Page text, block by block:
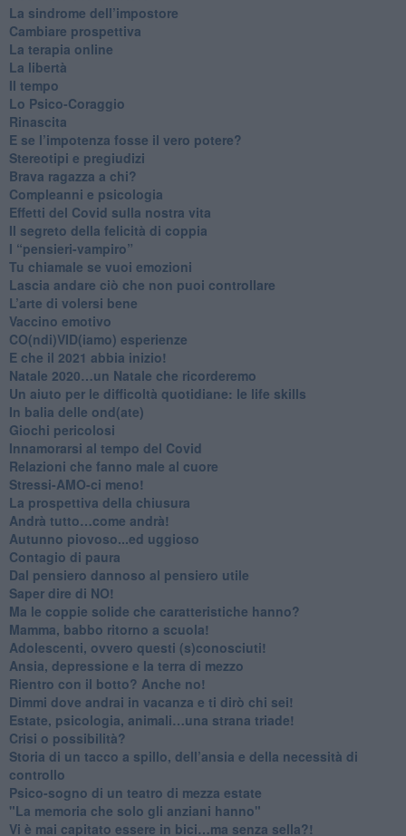
​La sindrome dell’impostore
​Cambiare prospettiva
La terapia online
La libertà
​Il tempo
​Lo Psico-Coraggio
Rinascita
​E se l’impotenza fosse il vero potere?
Stereotipi e pregiudizi
​Brava ragazza a chi?
​Compleanni e psicologia
Effetti del Covid sulla nostra vita
Il segreto della felicità di coppia
​I “pensieri-vampiro”
​Tu chiamale se vuoi emozioni
​Lascia andare ciò che non puoi controllare
L’arte di volersi bene
​Vaccino emotivo
CO(ndi)VID(iamo) esperienze
​E che il 2021 abbia inizio!
​Natale 2020…un Natale che ricorderemo
Un aiuto per le difficoltà quotidiane: le life skills
​In balia delle ond(ate)
Giochi pericolosi
Innamorarsi al tempo del Covid
​Relazioni che fanno male al cuore
​Stressi-AMO-ci meno!
​La prospettiva della chiusura
​Andrà tutto…come andrà!
Autunno piovoso...ed uggioso
​Contagio di paura
​Dal pensiero dannoso al pensiero utile
​Saper dire di NO!
​Ma le coppie solide che caratteristiche hanno?
​Mamma, babbo ritorno a scuola!
Adolescenti, ovvero questi (s)conosciuti!
Ansia, depressione e la terra di mezzo
​Rientro con il botto? Anche no!
Dimmi dove andrai in vacanza e ti dirò chi sei!
​Estate, psicologia, animali…una strana triade!
​Crisi o possibilità?
​Storia di un tacco a spillo, dell’ansia e della necessità di
controllo
​Psico-sogno di un teatro di mezza estate
"La memoria che solo gli anziani hanno"
​Vi è mai capitato essere in bici…ma senza sella?!